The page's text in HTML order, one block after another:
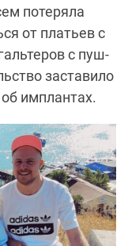
потеряла
от платьев с
с пуш-
заставило
имплантах.